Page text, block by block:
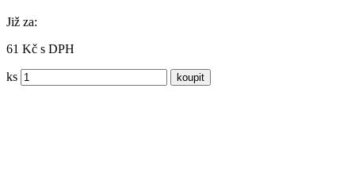
Již za:
61 Kč s DPH
ks